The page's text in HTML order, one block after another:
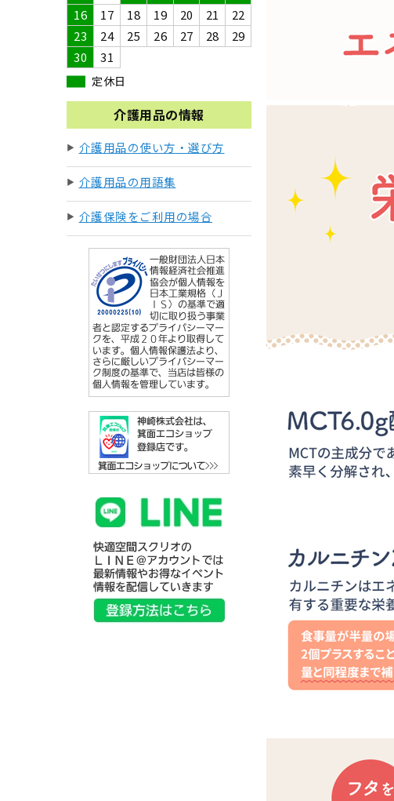
16
17 18 19 20 21
22
23
24 25 26 27 28
29
30
31
定休日
介護用品の情報
介護用品の使い方・選び方
介護用品の用語集
介護保険をご利用の場合